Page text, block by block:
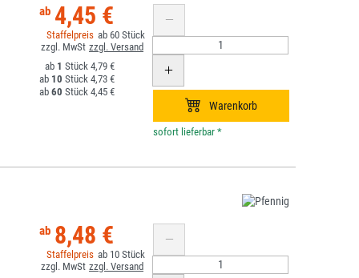
4,45 €
60
1
4,79 €
10
4,73 €
60
4,45 €
*
8,48 €
10